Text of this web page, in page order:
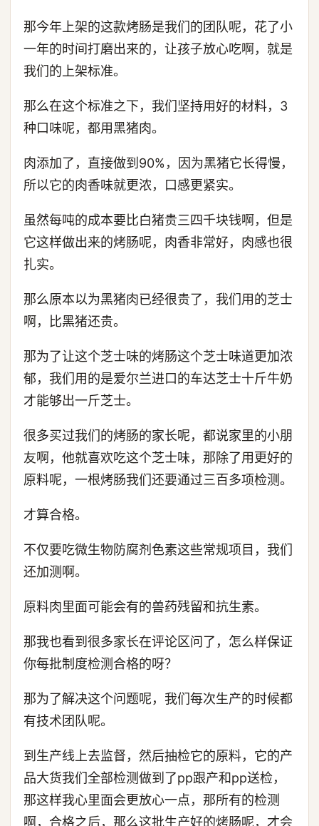
那今年上架的这款烤肠是我们的团队呢，花了小
一年的时间打磨出来的，让孩子放心吃啊，就是
我们的上架标准。
那么在这个标准之下，我们坚持用好的材料，3
种口味呢，都用黑猪肉。
肉添加了，直接做到90%，因为黑猪它长得慢，
所以它的肉香味就更浓，口感更紧实。
虽然每吨的成本要比白猪贵三四千块钱啊，但是
它这样做出来的烤肠呢，肉香非常好，肉感也很
扎实。
那么原本以为黑猪肉已经很贵了，我们用的芝士
啊，比黑猪还贵。
那为了让这个芝士味的烤肠这个芝士味道更加浓
郁，我们用的是爱尔兰进口的车达芝士十斤牛奶
才能够出一斤芝士。
很多买过我们的烤肠的家长呢，都说家里的小朋
友啊，他就喜欢吃这个芝士味，那除了用更好的
原料呢，一根烤肠我们还要通过三百多项检测。
才算合格。
不仅要吃微生物防腐剂色素这些常规项目，我们
还加测啊。
原料肉里面可能会有的兽药残留和抗生素。
那我也看到很多家长在评论区问了，怎么样保证
你每批制度检测合格的呀？
那为了解决这个问题呢，我们每次生产的时候都
有技术团队呢。
到生产线上去监督，然后抽检它的原料，它的产
品大货我们全部检测做到了pp跟产和pp送检，
那这样我心里面会更放心一点，那所有的检测
啊，合格之后，那么这批生产好的烤肠呢，才会